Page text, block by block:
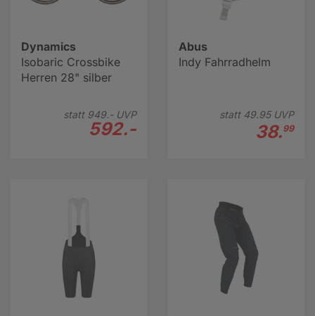
Dynamics
Isobaric Crossbike
Herren 28" silber
statt 949.-UVP
592.-
Abus
Indy Fahrradhelm
statt 49.95UVP
38.99